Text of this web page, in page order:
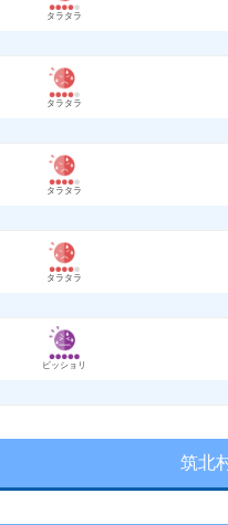
タラタラ
タラタラ
タラタラ
タラタラ
ビッショリ
筑北